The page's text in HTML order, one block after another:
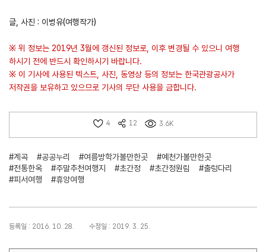
글, 사진 : 이병유(여행작가)
※ 위 정보는 2019년 3월에 갱신된 정보로, 이후 변경될 수 있으니 여행
하시기 전에 반드시 확인하시기 바랍니다.
※ 이 기사에 사용된 텍스트, 사진, 동영상 등의 정보는 한국관광공사가
저작권을 보유하고 있으므로 기사의 무단 사용을 금합니다.
4 12 3.6K
#계곡 #공공누리 #여름방학가볼만한곳
#예천가볼만한곳
#전통한옥
#주말추천여행지 #초간정 #초간정원림
#출렁다리
#피서여행
#휴앙여행
등록일 : 2016. 10. 28. 수정일 : 2019. 3. 25.